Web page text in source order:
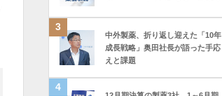
中外製薬、折り返し迎えた「10年
成長戦略」奥田社長が語った手応
えと課題